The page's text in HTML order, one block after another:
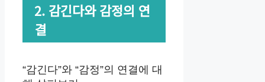
2. 감긴다와 감정의 연
결
“감긴다”와 “감정”의 연결에 대